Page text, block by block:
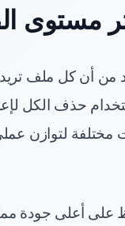
مستوى
من أن كل ملف
حذف الكل
مختلفة لتوازن
على أعلى جودة